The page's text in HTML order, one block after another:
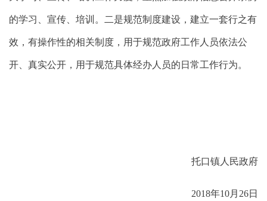
的学习、宣传、培训。二是规范制度建设，建立一套行之有
效，有操作性的相关制度，用于规范政府工作人员依法公
开、真实公开，用于规范具体经办人员的日常工作行为。
托口镇人民政府
2018年10月26日